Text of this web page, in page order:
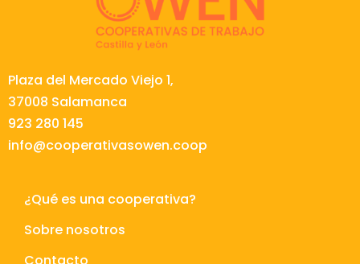
Plaza del Mercado Viejo 1,
37008 Salamanca
923 280 145
info@cooperativasowen.coop
¿Qué es una cooperativa?
Sobre nosotros
Contacto